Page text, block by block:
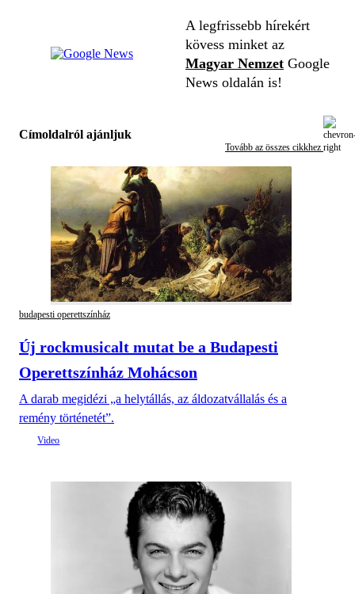
A legfrissebb hírekért
kövess minket az
Magyar Nemzet Google
News oldalán is!
Címoldalról ajánljuk
Tovább az összes cikkhez
budapesti operettszínház
Új rockmusicalt mutat be a Budapesti
Operettszínház Mohácson
A darab megidézi „a helytállás, az áldozatvállalás és a
remény történetét”.